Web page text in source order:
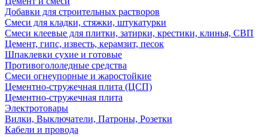
Добавки для строительных растворов
Смеси для кладки, стяжки, штукатурки
Смеси клеевые для плитки, затирки, крестики, клинья, СВП
Цемент, гипс, известь, керамзит, песок
Шпаклевки сухие и готовые
Противогололедные средства
Смеси огнеупорные и жаростойкие
Цементно-стружечная плита (ЦСП)
Цементно-стружечная плита
Электротовары
Вилки, Выключатели, Патроны, Розетки
Кабели и провода